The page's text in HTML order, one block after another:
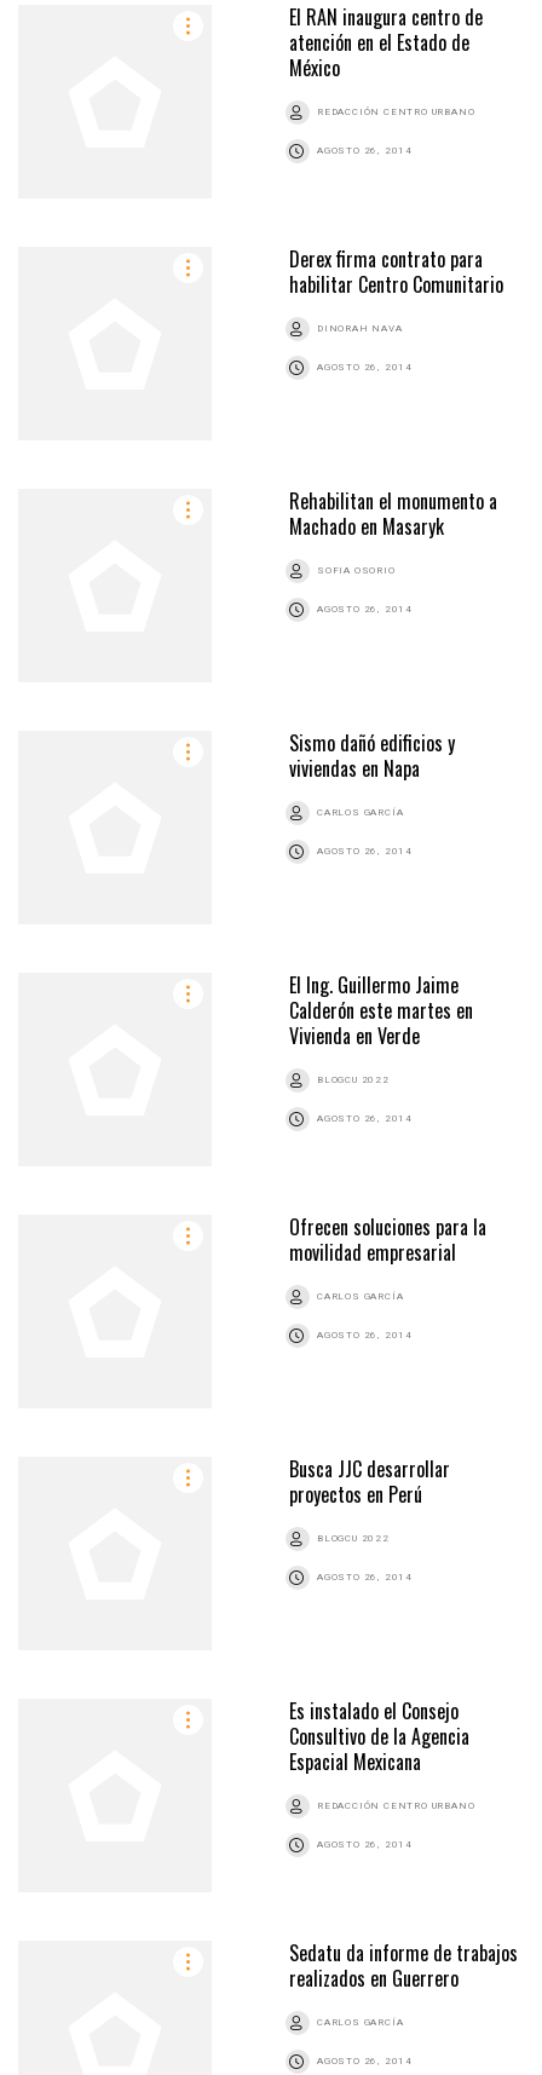
El RAN inaugura centro de
atención en el Estado de
México
REDACCIÓN CENTRO URBANO
AGOSTO 26, 2014
Derex firma contrato para
habilitar Centro Comunitario
DINORAH NAVA
AGOSTO 26, 2014
Rehabilitan el monumento a
Machado en Masaryk
SOFIA OSORIO
AGOSTO 26, 2014
Sismo dañó edificios y
viviendas en Napa
CARLOS GARCÍA
AGOSTO 26, 2014
El Ing. Guillermo Jaime
Calderón este martes en
Vivienda en Verde
BLOGCU 2022
AGOSTO 26, 2014
Ofrecen soluciones para la
movilidad empresarial
CARLOS GARCÍA
AGOSTO 26, 2014
Busca JJC desarrollar
proyectos en Perú
BLOGCU 2022
AGOSTO 26, 2014
Es instalado el Consejo
Consultivo de la Agencia
Espacial Mexicana
REDACCIÓN CENTRO URBANO
AGOSTO 26, 2014
Sedatu da informe de trabajos
realizados en Guerrero
CARLOS GARCÍA
AGOSTO 26, 2014